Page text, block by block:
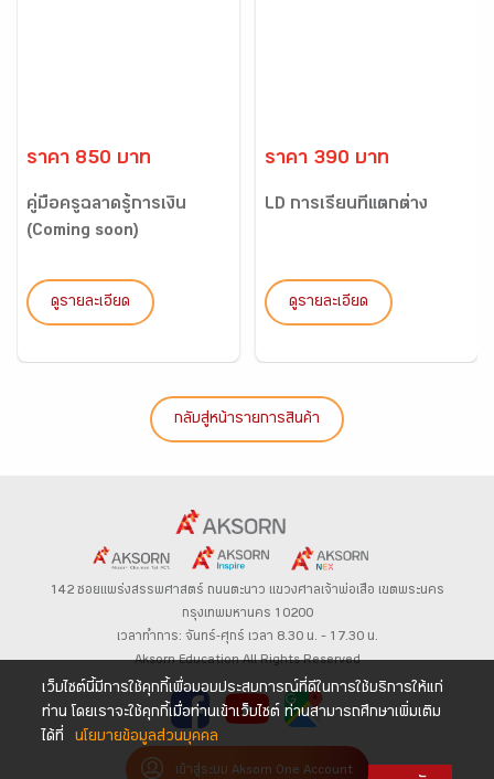
ราคา 850 บาท
คู่มือครูฉลาดรู้การเงิน
(Coming soon)
ดูรายละเอียด
ราคา 390 บาท
LD การเรียนที่แตกต่าง
ดูรายละเอียด
กลับสู่หน้ารายการสินค้า
142 ซอยแพร่งสรรพศาสตร์ ถนนตะนาว แขวงศาลเจ้าพ่อเสือ เขตพระนคร
กรุงเทพมหานคร 10200
เวลาทำการ: จันทร์-ศุกร์ เวลา 8.30 น. – 17.30 น.
Aksorn Education All Rights Reserved
เข้าสู่ระบบ Aksorn One Account
เว็บไซต์นี้มีการใช้คุกกี้เพื่อมอบประสบการณ์ที่ดีในการใช้บริการให้แก่
ท่าน โดยเราจะใช้คุกกี้เมื่อท่านเข้าเว็บไซต์ ท่านสามารถศึกษาเพิ่มเติม
ได้ที่
นโยบายข้อมูลส่วนบุคคล